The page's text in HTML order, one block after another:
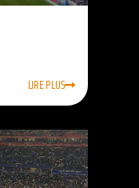
LIRE PLUS